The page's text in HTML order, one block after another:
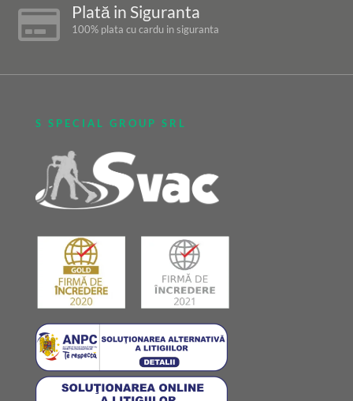
 Plată in Siguranta
100% plata cu cardu in siguranta
S SPECIAL GROUP SRL